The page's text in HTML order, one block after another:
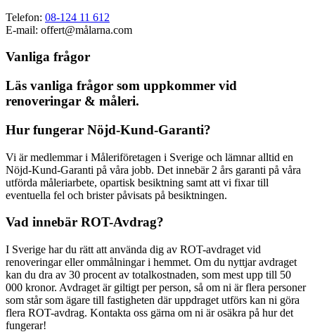
Telefon: 08-124 11 612
E-mail: offert@målarna.com
Vanliga frågor
Läs vanliga frågor som uppkommer vid
renoveringar & måleri.
Hur fungerar Nöjd-Kund-Garanti?
Vi är medlemmar i Måleriföretagen i Sverige och lämnar alltid en
Nöjd-Kund-Garanti på våra jobb. Det innebär 2 års garanti på våra
utförda måleriarbete, opartisk besiktning samt att vi fixar till
eventuella fel och brister påvisats på besiktningen.
Vad innebär ROT-Avdrag?
I Sverige har du rätt att använda dig av ROT-avdraget vid
renoveringar eller ommålningar i hemmet. Om du nyttjar avdraget
kan du dra av 30 procent av totalkostnaden, som mest upp till 50
000 kronor. Avdraget är giltigt per person, så om ni är flera personer
som står som ägare till fastigheten där uppdraget utförs kan ni göra
flera ROT-avdrag. Kontakta oss gärna om ni är osäkra på hur det
fungerar!